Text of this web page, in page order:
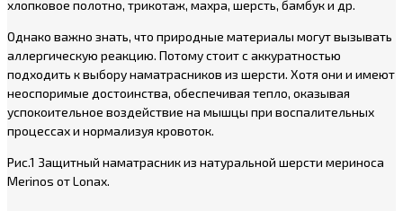
хлопковое полотно, трикотаж, махра, шерсть, бамбук и др.
Однако важно знать, что природные материалы могут вызывать
аллергическую реакцию. Потому стоит с аккуратностью
подходить к выбору наматрасников из шерсти. Хотя они и имеют
неоспоримые достоинства, обеспечивая тепло, оказывая
успокоительное воздействие на мышцы при воспалительных
процессах и нормализуя кровоток.
Рис.1 Защитный наматрасник из натуральной шерсти мериноса
Merinos от Lonax.